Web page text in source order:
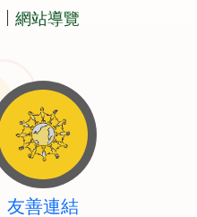
網站導覽
友善連結